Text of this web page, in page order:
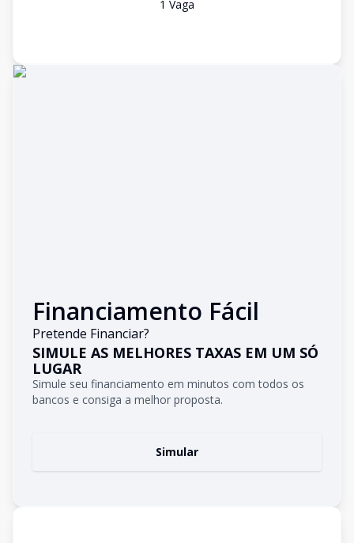
1 Vaga
Financiamento Fácil
Pretende Financiar?
SIMULE AS MELHORES TAXAS EM UM SÓ
LUGAR
Simule seu financiamento em minutos com todos os
bancos e consiga a melhor proposta.
Simular